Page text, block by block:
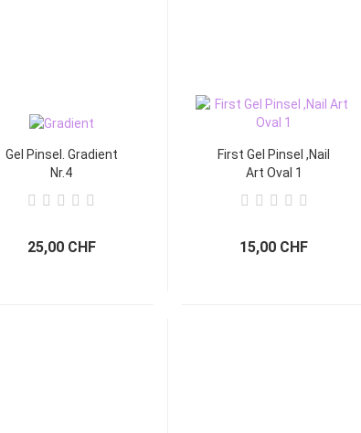
Gel Pinsel. Gradient
Nr.4
25,00 CHF
First Gel Pinsel ,Nail
Art Oval 1
15,00 CHF